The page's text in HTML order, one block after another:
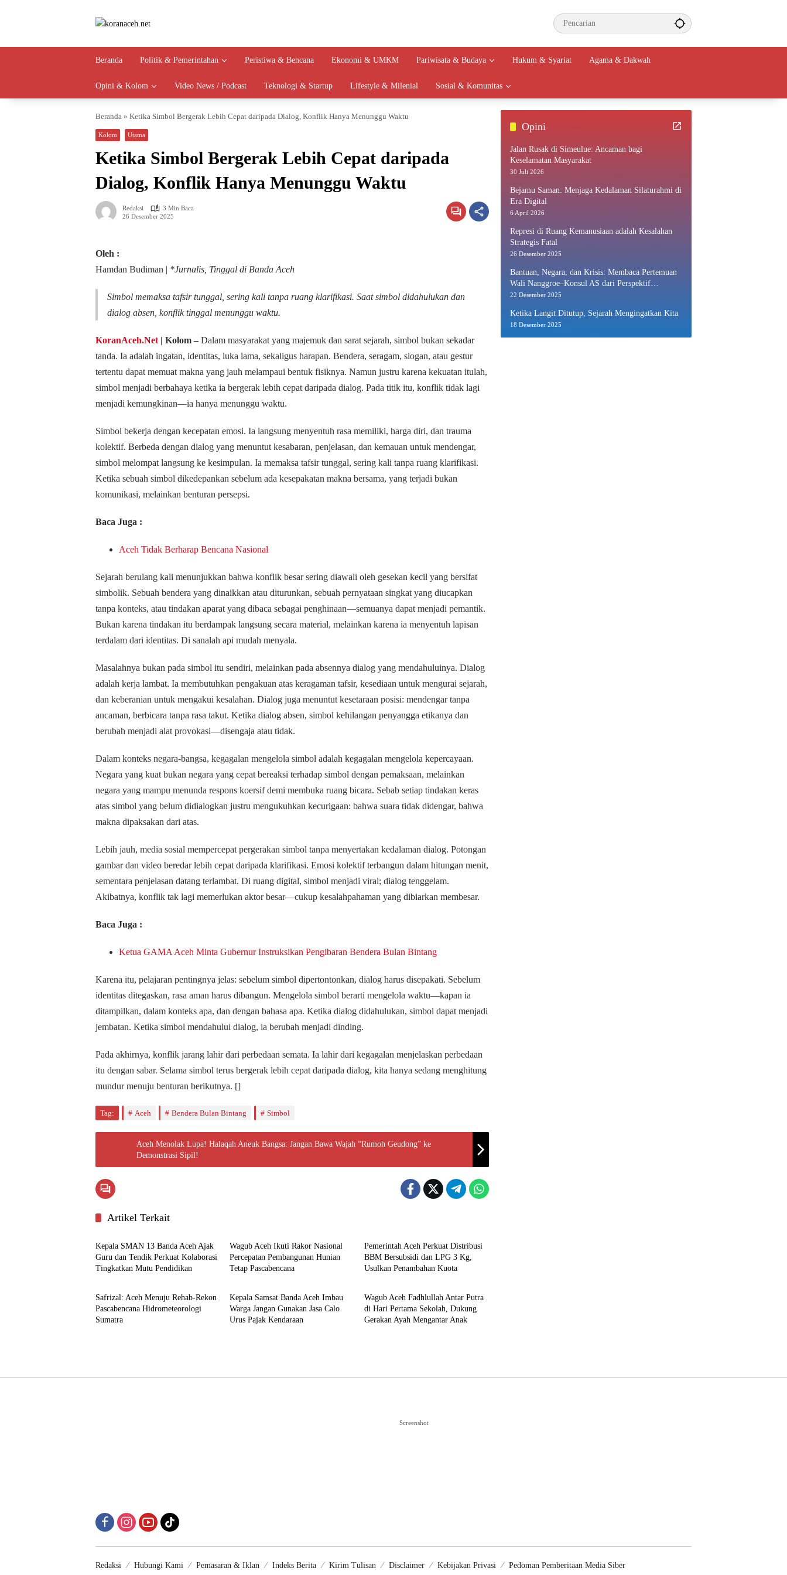
Beranda Politik & Pemerintahan Peristiwa & Bencana Ekonomi & UMKM Pariwisata & Budaya Hukum & Syariat Agama & Dakwah
Opini & Kolom Video News / Podcast Teknologi & Startup Lifestyle & Milenial Sosial & Komunitas
Beranda » Ketika Simbol Bergerak Lebih Cepat daripada Dialog, Konflik Hanya Menunggu Waktu
Kolom Utama
Ketika Simbol Bergerak Lebih Cepat daripada
Dialog, Konflik Hanya Menunggu Waktu
Redaksi
3 Min Baca
26 Desember 2025
Oleh :
Hamdan Budiman | *Jurnalis, Tinggal di Banda Aceh
Simbol memaksa tafsir tunggal, sering kali tanpa ruang klarifikasi. Saat simbol didahulukan dan
dialog absen, konflik tinggal menunggu waktu.
KoranAceh.Net | Kolom – Dalam masyarakat yang majemuk dan sarat sejarah, simbol bukan sekadar
tanda. Ia adalah ingatan, identitas, luka lama, sekaligus harapan. Bendera, seragam, slogan, atau gestur
tertentu dapat memuat makna yang jauh melampaui bentuk fisiknya. Namun justru karena kekuatan itulah,
simbol menjadi berbahaya ketika ia bergerak lebih cepat daripada dialog. Pada titik itu, konflik tidak lagi
menjadi kemungkinan—ia hanya menunggu waktu.
Simbol bekerja dengan kecepatan emosi. Ia langsung menyentuh rasa memiliki, harga diri, dan trauma
kolektif. Berbeda dengan dialog yang menuntut kesabaran, penjelasan, dan kemauan untuk mendengar,
simbol melompat langsung ke kesimpulan. Ia memaksa tafsir tunggal, sering kali tanpa ruang klarifikasi.
Ketika sebuah simbol dikedepankan sebelum ada kesepakatan makna bersama, yang terjadi bukan
komunikasi, melainkan benturan persepsi.
Baca Juga :
Aceh Tidak Berharap Bencana Nasional
Sejarah berulang kali menunjukkan bahwa konflik besar sering diawali oleh gesekan kecil yang bersifat
simbolik. Sebuah bendera yang dinaikkan atau diturunkan, sebuah pernyataan singkat yang diucapkan
tanpa konteks, atau tindakan aparat yang dibaca sebagai penghinaan—semuanya dapat menjadi pemantik.
Bukan karena tindakan itu berdampak langsung secara material, melainkan karena ia menyentuh lapisan
terdalam dari identitas. Di sanalah api mudah menyala.
Masalahnya bukan pada simbol itu sendiri, melainkan pada absennya dialog yang mendahuluinya. Dialog
adalah kerja lambat. Ia membutuhkan pengakuan atas keragaman tafsir, kesediaan untuk mengurai sejarah,
dan keberanian untuk mengakui kesalahan. Dialog juga menuntut kesetaraan posisi: mendengar tanpa
ancaman, berbicara tanpa rasa takut. Ketika dialog absen, simbol kehilangan penyangga etikanya dan
berubah menjadi alat provokasi—disengaja atau tidak.
Dalam konteks negara-bangsa, kegagalan mengelola simbol adalah kegagalan mengelola kepercayaan.
Negara yang kuat bukan negara yang cepat bereaksi terhadap simbol dengan pemaksaan, melainkan
negara yang mampu menunda respons koersif demi membuka ruang bicara. Sebab setiap tindakan keras
atas simbol yang belum didialogkan justru mengukuhkan kecurigaan: bahwa suara tidak didengar, bahwa
makna dipaksakan dari atas.
Lebih jauh, media sosial mempercepat pergerakan simbol tanpa menyertakan kedalaman dialog. Potongan
gambar dan video beredar lebih cepat daripada klarifikasi. Emosi kolektif terbangun dalam hitungan menit,
sementara penjelasan datang terlambat. Di ruang digital, simbol menjadi viral; dialog tenggelam.
Akibatnya, konflik tak lagi memerlukan aktor besar—cukup kesalahpahaman yang dibiarkan membesar.
Baca Juga :
Ketua GAMA Aceh Minta Gubernur Instruksikan Pengibaran Bendera Bulan Bintang
Karena itu, pelajaran pentingnya jelas: sebelum simbol dipertontonkan, dialog harus disepakati. Sebelum
identitas ditegaskan, rasa aman harus dibangun. Mengelola simbol berarti mengelola waktu—kapan ia
ditampilkan, dalam konteks apa, dan dengan bahasa apa. Ketika dialog didahulukan, simbol dapat menjadi
jembatan. Ketika simbol mendahului dialog, ia berubah menjadi dinding.
Pada akhirnya, konflik jarang lahir dari perbedaan semata. Ia lahir dari kegagalan menjelaskan perbedaan
itu dengan sabar. Selama simbol terus bergerak lebih cepat daripada dialog, kita hanya sedang menghitung
mundur menuju benturan berikutnya. []
Tag: Aceh Bendera Bulan Bintang Simbol
Aceh Menolak Lupa! Halaqah Aneuk Bangsa: Jangan Bawa Wajah “Rumoh Geudong” ke
Demonstrasi Sipil!
Artikel Terkait
Aceh
Kepala SMAN 13 Banda Aceh Ajak
Guru dan Tendik Perkuat Kolaborasi
Tingkatkan Mutu Pendidikan
Wagub Aceh Ikuti Rakor Nasional
Percepatan Pembangunan Hunian
Tetap Pascabencana
Pemerintah Aceh Perkuat Distribusi
BBM Bersubsidi dan LPG 3 Kg,
Usulkan Penambahan Kuota
Aceh
Safrizal: Aceh Menuju Rehab-Rekon
Pascabencana Hidrometeorologi
Sumatra
Aceh
Kepala Samsat Banda Aceh Imbau
Warga Jangan Gunakan Jasa Calo
Urus Pajak Kendaraan
Wagub Aceh Fadhlullah Antar Putra
di Hari Pertama Sekolah, Dukung
Gerakan Ayah Mengantar Anak
Opini
Jalan Rusak di Simeulue: Ancaman bagi
Keselamatan Masyarakat
30 Juli 2026
Bejamu Saman: Menjaga Kedalaman Silaturahmi di
Era Digital
6 April 2026
Represi di Ruang Kemanusiaan adalah Kesalahan
Strategis Fatal
26 Desember 2025
Bantuan, Negara, dan Krisis: Membaca Pertemuan
Wali Nanggroe–Konsul AS dari Perspektif
Ekonomi Politik
22 Desember 2025
Ketika Langit Ditutup, Sejarah Mengingatkan Kita
18 Desember 2025
Screenshot
Redaksi Hubungi Kami Pemasaran & Iklan Indeks Berita Kirim Tulisan Disclaimer Kebijakan Privasi Pedoman Pemberitaan Media Siber